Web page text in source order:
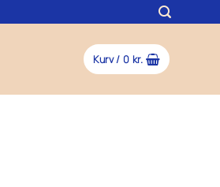
Kurv /0 kr.